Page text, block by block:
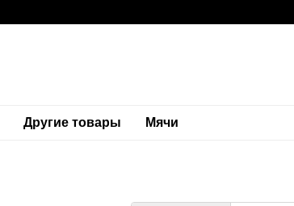
Другие товары Мячи